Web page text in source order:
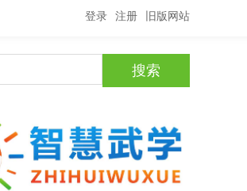
旧版网站
注册
登录